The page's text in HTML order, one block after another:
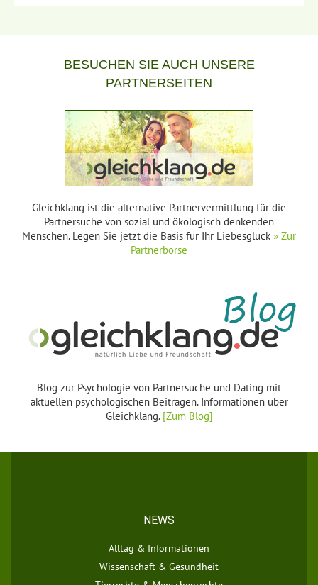
BESUCHEN SIE AUCH UNSERE
PARTNERSEITEN
Gleichklang ist die alternative Partnervermittlung für die
Partnersuche von sozial und ökologisch denkenden
Menschen. Legen Sie jetzt die Basis für Ihr Liebesglück » Zur
Partnerbörse
Blog zur Psychologie von Partnersuche und Dating mit
aktuellen psychologischen Beiträgen. Informationen über
Gleichklang. [Zum Blog]
NEWS
Alltag & Informationen
Wissenschaft & Gesundheit